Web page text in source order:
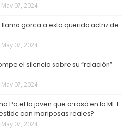
May 07, 2024
llama gorda a esta querida actriz de
May 07, 2024
el silencio sobre su “relación”
May 07, 2024
Patel la joven que arrasó en la MET
con mariposas reales?
May 07, 2024